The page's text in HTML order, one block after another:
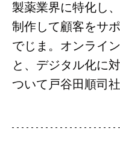
製薬業界に特化し
制作して顧客をサ
でじま。オンライ
と、デジタル化に
ついて戸谷田順司